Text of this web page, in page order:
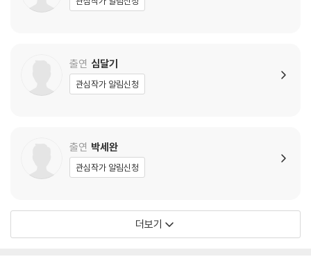
출연 심달기
관심작가 알림신청
출연 박세완
관심작가 알림신청
더보기